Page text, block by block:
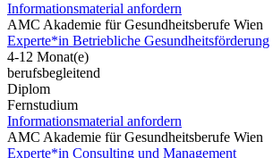
Informationsmaterial anfordern
AMC Akademie für Gesundheitsberufe Wien
Experte*in Betriebliche Gesundheitsförderung
4-12 Monat(e)
berufsbegleitend
Diplom
Fernstudium
Informationsmaterial anfordern
AMC Akademie für Gesundheitsberufe Wien
Experte*in Consulting und Management